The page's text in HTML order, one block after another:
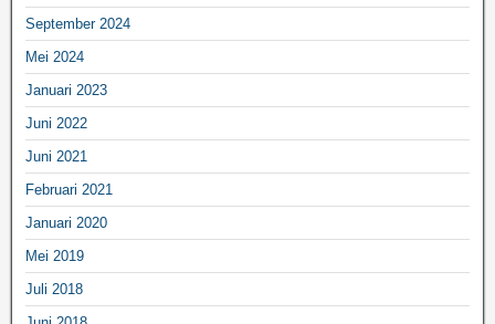
September 2024
Mei 2024
Januari 2023
Juni 2022
Juni 2021
Februari 2021
Januari 2020
Mei 2019
Juli 2018